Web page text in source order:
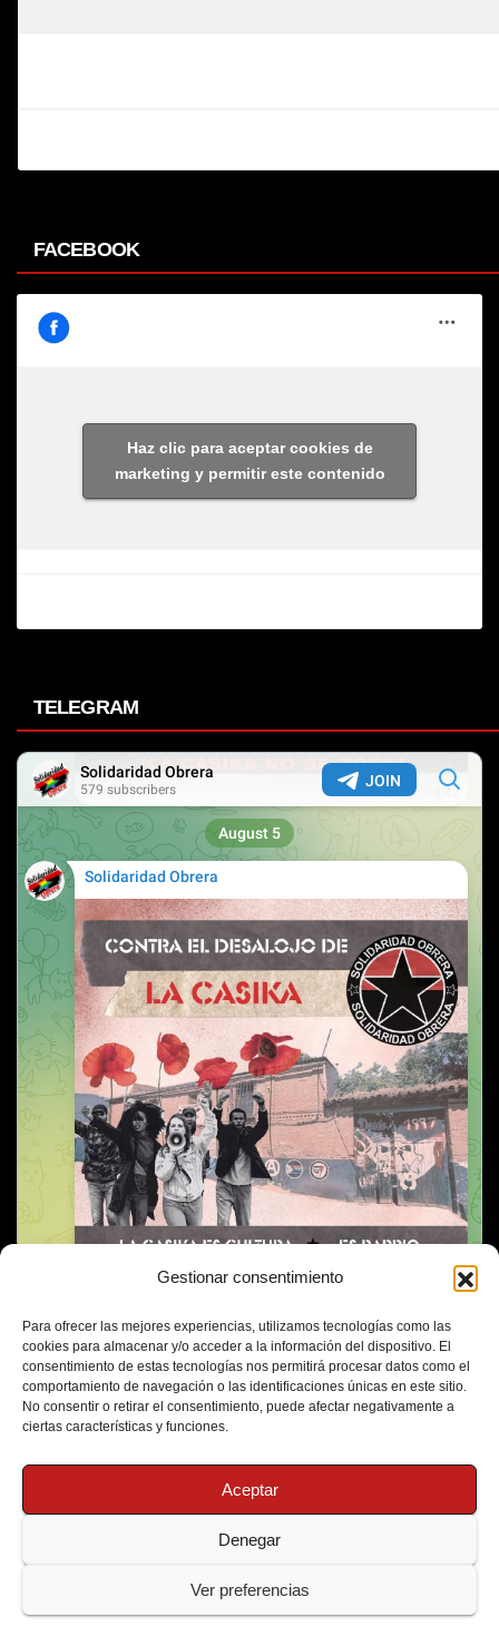
Gestionar consentimiento
Para ofrecer las mejores experiencias, utilizamos tecnologías como las
cookies para almacenar y/o acceder a la información del dispositivo. El
consentimiento de estas tecnologías nos permitirá procesar datos como el
comportamiento de navegación o las identificaciones únicas en este sitio.
No consentir o retirar el consentimiento, puede afectar negativamente a
ciertas características y funciones.
Aceptar
Denegar
Ver preferencias
FACEBOOK
Haz clic para aceptar cookies de
marketing y permitir este contenido
TELEGRAM